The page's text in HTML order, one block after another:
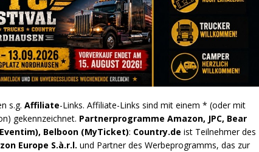
s.g. Affiliate-Links. Affiliate-Links sind mit einem * (oder mit
gekennzeichnet. Partnerprogramme Amazon, JPC, Bear
Belboon (MyTicket): Country.de ist Teilnehmer des
Europe S.à.r.l. und Partner des Werbeprogramms, das zur